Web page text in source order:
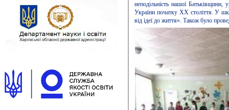
неподільність нашої Батьківщини,
України початку XX століття. У
від ідеї до життя». Також було